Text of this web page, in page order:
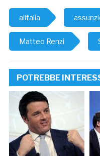
alitalia
Matteo Renzi
POTREBBE